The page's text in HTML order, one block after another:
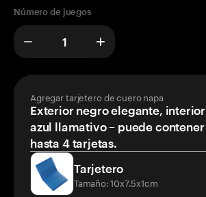
Número de juegos
Agregar tarjetero de cuero napa
Exterior negro elegante, interior
azul llamativo – puede contener
hasta 4 tarjetas.
Tarjetero
Tamaño: 10x7.5x1cm